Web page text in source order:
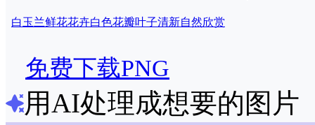
白玉兰鲜花花卉白色花瓣叶子清新自然欣赏
免费下载PNG
用AI处理成想要的图片